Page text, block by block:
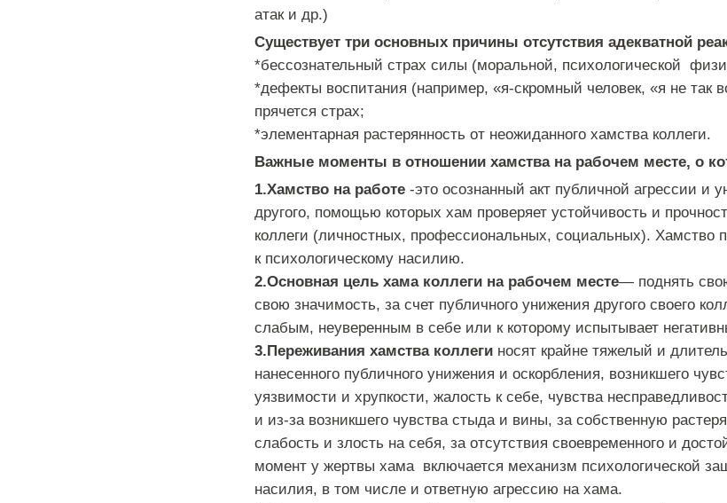
атак и др.)
Существует три основных причины отсутствия адекватной
*бессознательный страх силы (моральной, психологической
*дефекты воспитания (например, «я-скромный человек, «я не так
прячется страх;
*элементарная растерянность от неожиданного хамства коллеги.
Важные моменты в отношении хамства на рабочем месте, о
1.Хамство на работе -это осознанный акт публичной агрессии и
другого, помощью которых хам проверяет устойчивость и
коллеги (личностных, профессиональных, социальных). Хамство
к психологическому насилию.
2.Основная цель хама коллеги на рабочем месте— поднять
свою значимость, за счет публичного унижения другого своего
слабым, неуверенным в себе или к которому испытывает
3.Переживания хамства коллеги носят крайне тяжелый и
нанесенного публичного унижения и оскорбления, возникшего
уязвимости и хрупкости, жалость к себе, чувства
и из-за возникшего чувства стыда и вины, за собственную
слабость и злость на себя, за отсутствия своевременного и
момент у жертвы хама включается механизм психологической
насилия, в том числе и ответную агрессию на хама.